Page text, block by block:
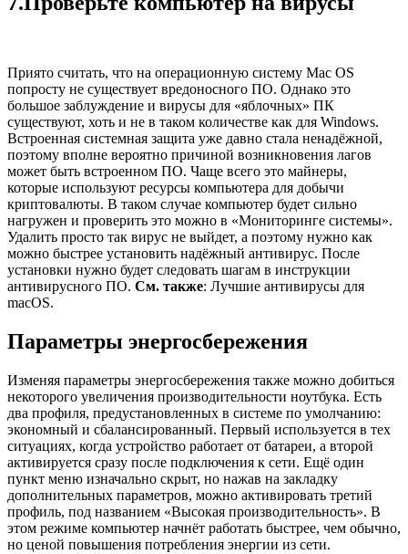
Приято считать, что на операционную систему Mac OS
попросту не существует вредоносного ПО. Однако это
большое заблуждение и вирусы для «яблочных» ПК
существуют, хоть и не в таком количестве как для Windows.
Встроенная системная защита уже давно стала ненадёжной,
поэтому вполне вероятно причиной возникновения лагов
может быть встроенном ПО. Чаще всего это майнеры,
которые используют ресурсы компьютера для добычи
криптовалюты. В таком случае компьютер будет сильно
нагружен и проверить это можно в «Мониторинге системы».
Удалить просто так вирус не выйдет, а поэтому нужно как
можно быстрее установить надёжный антивирус. После
установки нужно будет следовать шагам в инструкции
антивирусного ПО. См. также: Лучшие антивирусы для
macOS.
Параметры энергосбережения
Изменяя параметры энергосбережения также можно добиться
некоторого увеличения производительности ноутбука. Есть
два профиля, предустановленных в системе по умолчанию:
экономный и сбалансированный. Первый используется в тех
ситуациях, когда устройство работает от батареи, а второй
активируется сразу после подключения к сети. Ещё один
пункт меню изначально скрыт, но нажав на закладку
дополнительных параметров, можно активировать третий
профиль, под названием «Высокая производительность». В
этом режиме компьютер начнёт работать быстрее, чем обычно,
но ценой повышения потребления энергии из сети.